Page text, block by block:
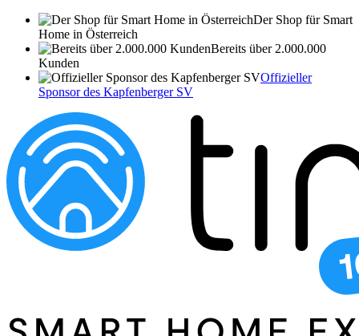
Der Shop für Smart
Home in Österreich
Bereits über 2.000.000
Kunden
Offizieller
Sponsor des Kapfenberger SV